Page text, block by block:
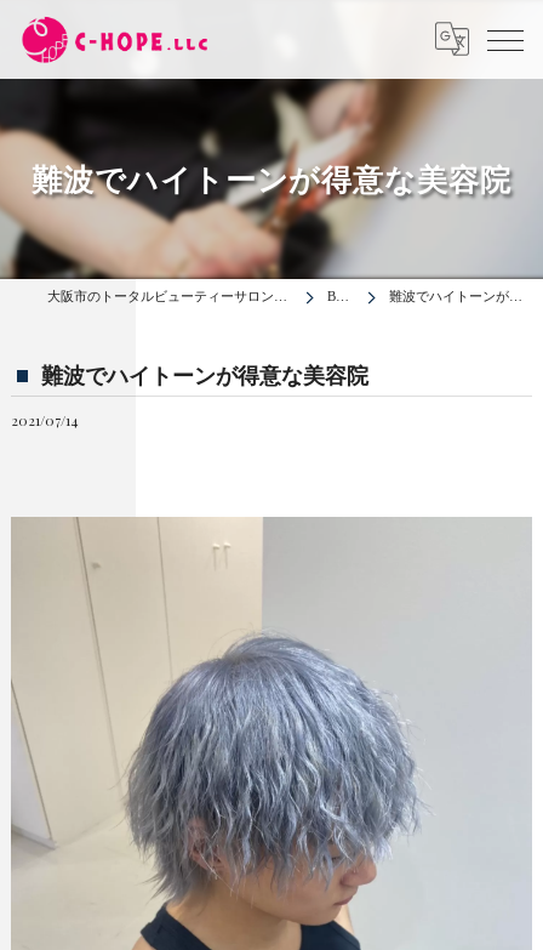
難波でハイトーンが得意な美容院
BLOG 難波でハイトーンが得意な美容院
難波でハイトーンが得意な美容院
2021/07/14